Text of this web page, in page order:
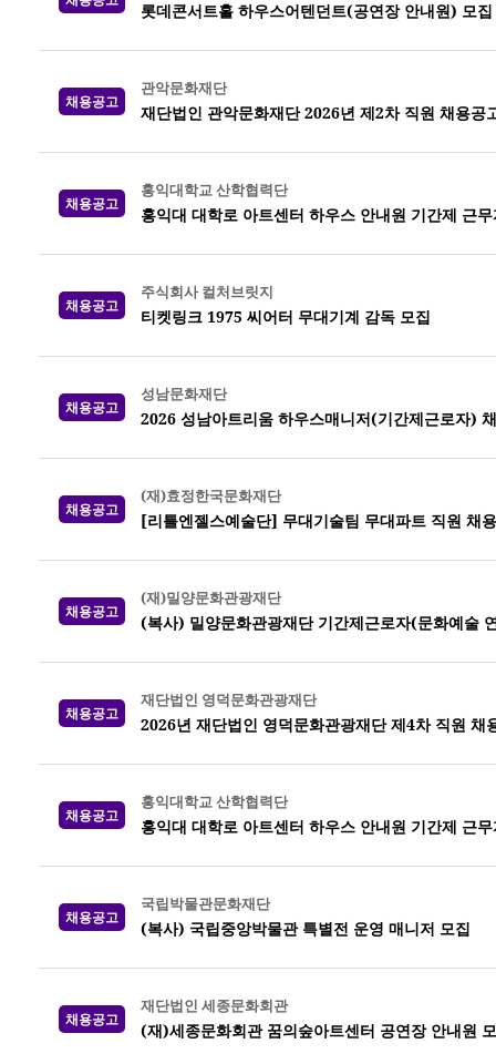
롯데콘서트홀 하우스어텐던트(공연장 안내원) 모
채용공고
관악문화재단
재단법인 관악문화재단 2026년 제2차 직원 채용공
채용공고
홍익대학교 산학협력단
홍익대 대학로 아트센터 하우스 안내원 기간제 근
채용공고
주식회사 컬처브릿지
티켓링크 1975 씨어터 무대기계 감독 모집
채용공고
성남문화재단
2026 성남아트리움 하우스매니저(기간제근로자)
채용공고
(재)효정한국문화재단
[리틀엔젤스예술단] 무대기술팀 무대파트 직원 채용
채용공고
(재)밀양문화관광재단
(복사) 밀양문화관광재단 기간제근로자(문화예술
채용공고
재단법인 영덕문화관광재단
2026년 재단법인 영덕문화관광재단 제4차 직원 채
채용공고
홍익대학교 산학협력단
홍익대 대학로 아트센터 하우스 안내원 기간제 근
채용공고
국립박물관문화재단
(복사) 국립중앙박물관 특별전 운영 매니저 모집
채용공고
재단법인 세종문화회관
(재)세종문화회관 꿈의숲아트센터 공연장 안내원